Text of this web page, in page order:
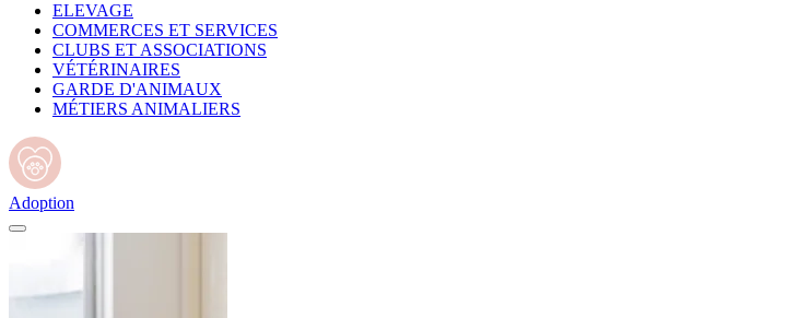
ELEVAGE
COMMERCES ET SERVICES
CLUBS ET ASSOCIATIONS
VÉTÉRINAIRES
GARDE D'ANIMAUX
MÉTIERS ANIMALIERS
Adoption